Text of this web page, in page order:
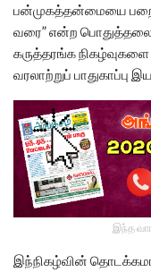
பன்முகத்தன்மையை
வரை” என்ற
கருத்தரங்க
வரலாற்றுப் பாதுகாப்பு
இந்த
இந்நிகழ்வின்